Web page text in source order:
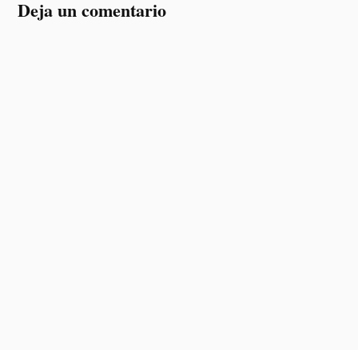
Deja un comentario